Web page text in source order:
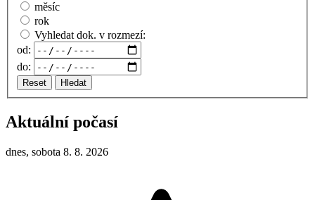
měsíc
rok
Vyhledat dok. v rozmezí:
od:
do:
Reset Hledat
Aktuální počasí
dnes, sobota 8. 8. 2026